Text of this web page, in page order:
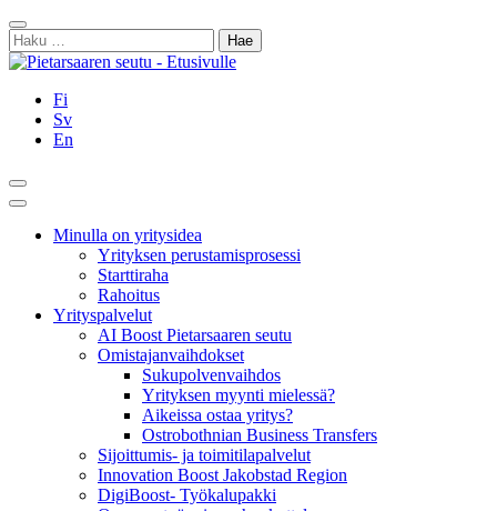
Siirry
sisältöön
Sulje
Haku:
Fi
Sv
En
Hae
Päävalikko
Minulla on yritysidea
Yrityksen perustamisprosessi
Starttiraha
Rahoitus
Yrityspalvelut
AI Boost Pietarsaaren seutu
Omistajanvaihdokset
Sukupolvenvaihdos
Yrityksen myynti mielessä?
Aikeissa ostaa yritys?
Ostrobothnian Business Transfers
Sijoittumis- ja toimitilapalvelut
Innovation Boost Jakobstad Region
DigiBoost- Työkalupakki